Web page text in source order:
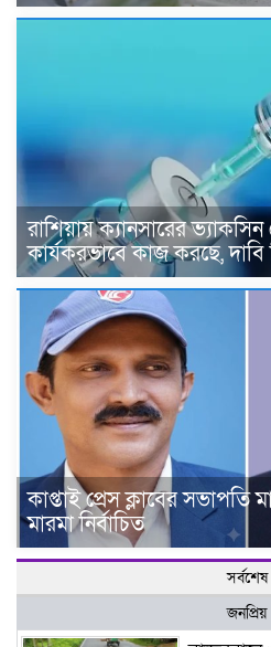
রাশিয়ায় ক্যানসারের
কার্যকরভাবে কাজ করছে, দাবি
কাপ্তাই প্রেস ক্লাবের
মারমা নির্বাচিত
সর্বশেষ
জনপ্রিয়